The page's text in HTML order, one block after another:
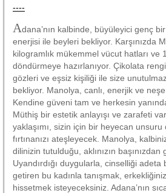
----
Adana’nın kalbinde, büyüleyici genç
enerjisi ile beyleri bekliyor. Karşınızda
kilogramlık mükemmel vücut hatları ve
döndürmeye hazırlanıyor. Çikolata
gözleri ve eşsiz kişiliği ile size
bekliyor. Manolya, canlı, enerjik ve
Kendine güveni tam ve herkesin
Müthiş bir estetik anlayışı ve zarafeti
yaklaşımı, sizin için bir heyecan
fırtınanızı ateşleyecek. Manolya,
dilinizin tutulduğu, aklınızın başınızdan
Uyandırdığı duygularla, cinselliği
getiren bu kadınla tanışmak,
hissetmek isteyeceksiniz. Adana’nın